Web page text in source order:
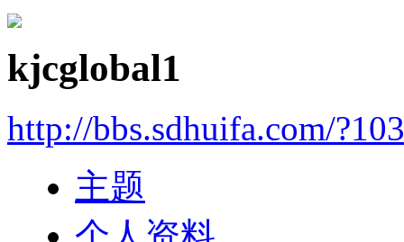
kjcglobal1
http://bbs.sdhuifa.com/
主题